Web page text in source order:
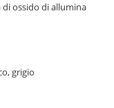
di ossido di allumina
grigio